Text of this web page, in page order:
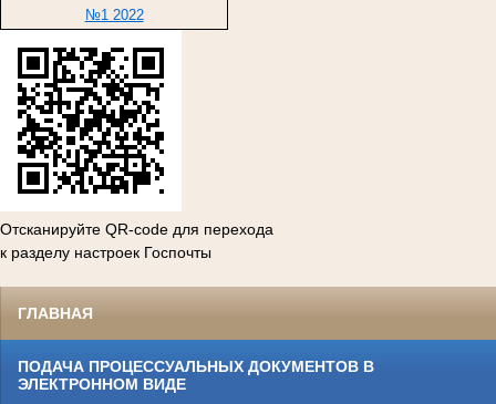
№1 2022
Отсканируйте QR-code для перехода
к разделу настроек Госпочты
ГЛАВНАЯ
ПОДАЧА ПРОЦЕССУАЛЬНЫХ ДОКУМЕНТОВ В
ЭЛЕКТРОННОМ ВИДЕ